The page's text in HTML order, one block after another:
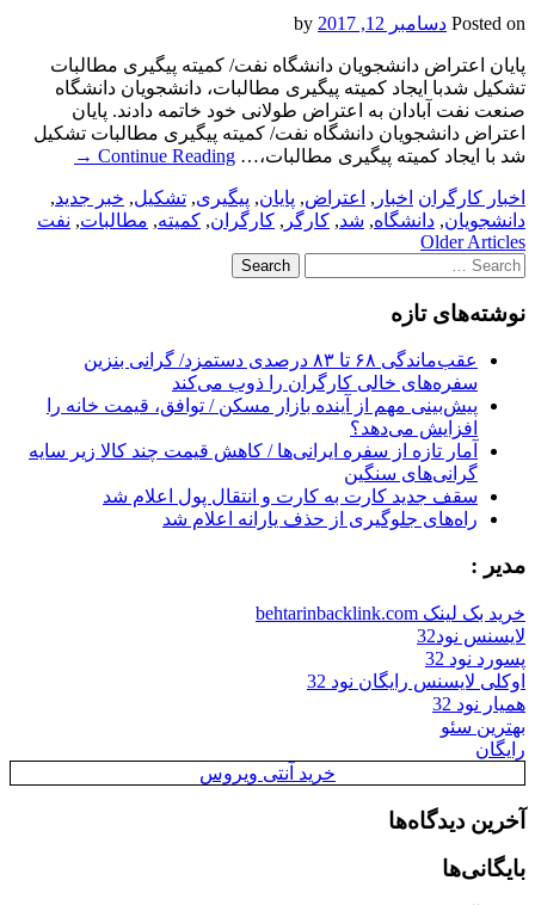
Posted on دسامبر 12, 2017
پایان اعتراض دانشجویان دانشگاه نفت/ کمیته پیگیری مطالبات
تشکیل شدبا ایجاد کمیته پیگیری مطالبات، دانشجویان دانشگاه
صنعت نفت آبادان به اعتراض طولانی خود خاتمه دادند. پایان
اعتراض دانشجویان دانشگاه نفت/ کمیته پیگیری مطالبات تشکیل
شد با ایجاد کمیته پیگیری مطالبات،… Continue Reading
→
اخبار کارگران اخبار , اعتراض, پایان, پیگیری, تشکیل, خبر جدید,
دانشجویان, دانشگاه, شد, کارگر , کارگران, کمیته, مطالبات, نفت
Post
navigation
Older Articles
Search
for:
نوشته‌های تازه
عقب‌ماندگی ۶۸ تا ۸۳ درصدی دستمزد/ گرانی بنزین
سفره‌های خالی کارگران را ذوب می‌کند
پیش‌بینی مهم از آینده بازار مسکن / توافق، قیمت خانه را
افزایش می‌دهد؟
آمار تازه از سفره ایرانی‌ها / کاهش قیمت چند کالا زیر سایه
گرانی‌های سنگین
سقف جدید کارت به کارت و انتقال پول اعلام شد
راه‌های جلوگیری از حذف یارانه اعلام شد
مدیر :
خرید بک لینک behtarinbacklink.com
لایسنس نود32
پسورد نود 32
اوکلی لایسنس رایگان نود 32
همیار نود 32
بهترین سئو
رایگان
خرید آنتی ویروس
آخرین دیدگاه‌ها
بایگانی‌ها